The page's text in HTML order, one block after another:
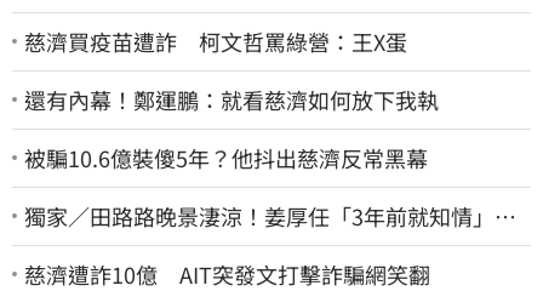
慈濟買疫苗遭詐 柯文哲罵綠營：王X蛋
還有內幕！鄭運鵬：就看慈濟如何放下我執
被騙10.6億裝傻5年？他抖出慈濟反常黑幕
獨家／田路路晚景淒涼！姜厚任「3年前就知情」
友人私下援助內幕曝光
慈濟遭詐10億 AIT突發文打擊詐騙網笑翻